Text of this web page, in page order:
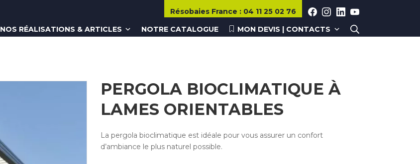
Résobaies France : 04 11 25 02 76
NOS RÉALISATIONS & ARTICLES NOTRE CATALOGUE MON DEVIS | CONTACTS
PERGOLA BIOCLIMATIQUE À
LAMES ORIENTABLES
La pergola bioclimatique est idéale pour vous assurer un confort
d’ambiance le plus naturel possible.